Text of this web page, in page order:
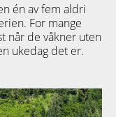
én av fem aldri
For mange
når de våkner uten
ukedag det er.